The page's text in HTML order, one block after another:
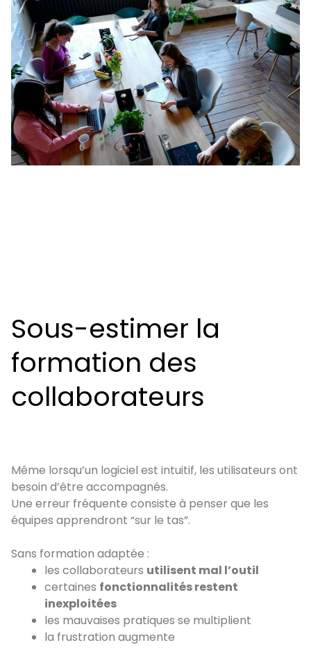
Sous-estimer la
formation des
collaborateurs
Même lorsqu’un logiciel est intuitif, les utilisateurs ont
besoin d’être accompagnés.
Une erreur fréquente consiste à penser que les
équipes apprendront “sur le tas”.
Sans formation adaptée :
les collaborateurs utilisent mal l’outil
certaines fonctionnalités restent
inexploitées
les mauvaises pratiques se multiplient
la frustration augmente